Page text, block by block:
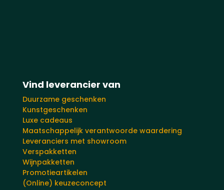
Vind leverancier van
Duurzame geschenken
Kunstgeschenken
Luxe cadeaus
Maatschappelijk verantwoorde waardering
Leveranciers met showroom
Verspakketten
Wijnpakketten
Promotieartikelen
(Online) keuzeconcept